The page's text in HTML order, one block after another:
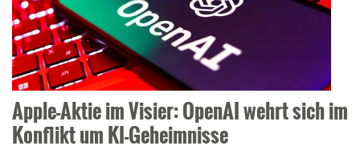
Apple-Aktie im Visier: OpenAI wehrt sich im
Konflikt um KI-Geheimnisse